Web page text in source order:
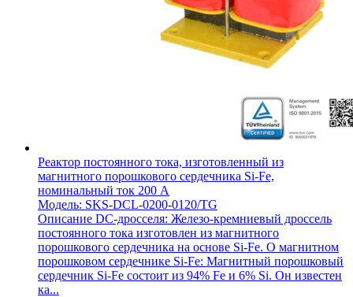
Реактор постоянного тока, изготовленный из
магнитного порошкового сердечника Si-Fe,
номинальный ток 200 А
Модель: SKS-DCL-0200-0120/TG
Описание DC-дросселя: Железо-кремниевый дроссель
постоянного тока изготовлен из магнитного
порошкового сердечника на основе Si-Fe. О магнитном
порошковом сердечнике Si-Fe: Магнитный порошковый
сердечник Si-Fe состоит из 94% Fe и 6% Si. Он известен
ка...